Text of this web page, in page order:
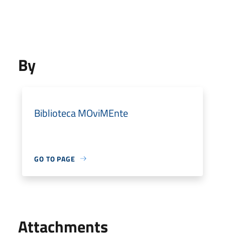
By
Biblioteca MOviMEnte
GO TO PAGE
Attachments